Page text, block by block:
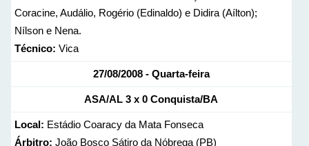
Coracine, Audálio, Rogério (Edinaldo) e Didira (Aílton);
Nílson e Nena.
Técnico: Vica
27/08/2008 - Quarta-feira
ASA/AL3 x 0Conquista/BA
Local: Estádio Coaracy da Mata Fonseca
Árbitro: João Bosco Sátiro da Nóbrega (PB)